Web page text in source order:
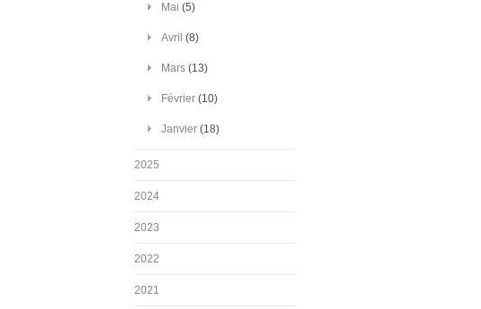
Mai (5)
Avril (8)
Mars (13)
Février (10)
Janvier (18)
2025
2024
2023
2022
2021